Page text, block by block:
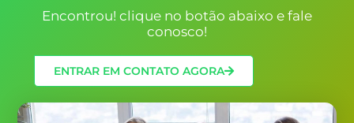
Encontrou! clique no botão abaixo e fale
conosco!
ENTRAR EM CONTATO AGORA